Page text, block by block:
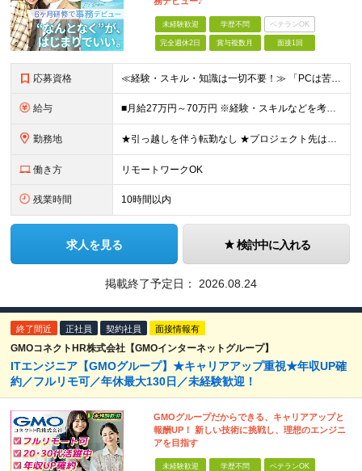
未経験歓迎 学歴不問 ベテランOK
完全週休2日 賞与複数月 面接1回
応募資格 ≪経験・スキル・知識は一切不要！≫ 「PCは苦手」「なんとなくIT」 ――そんな状態からのスタートで大丈夫です。 【応募条件】 ■業界・職種未経験OK ■第二新卒・既卒・フリーターの方も歓迎 ■学歴
給与 ■月給27万円～70万円 ※経験・スキルなどを考慮して決定します。 ※上記金額には固定残業代（月15時間相当分／26,300円～73,500円）を含みます。 超過分は別途支給します。 ★最大200万
勤務地 ★引っ越しを伴う転勤なし ★プロジェクト先は希望やスキルを考慮して決定 本社もしくは東京23区を中心とした 神奈川・千葉・埼玉の各プロジェクト先の勤務となります。 【東京本社】 東京都渋谷区渋谷2
働き方 リモートワークOK
残業時間 10時間以内
求人を見る 検討中に入れる
掲載終了予定日： 2026.08.24
終了間近 正社員 契約社員 面接情報有
GMOコネクトHR株式会社【GMOインターネットグループ】
ITエンジニア【GMOグループ】★キャリアアップ重視★年収UP確
約／フルリモ可／年休最大130日／未経験歓迎！
GMOグループだからできる、キャリアアップと
報酬UP！ 新しい技術に挑戦し、理想のエンジニ
アを目指す
未経験歓迎 学歴不問 ベテランOK